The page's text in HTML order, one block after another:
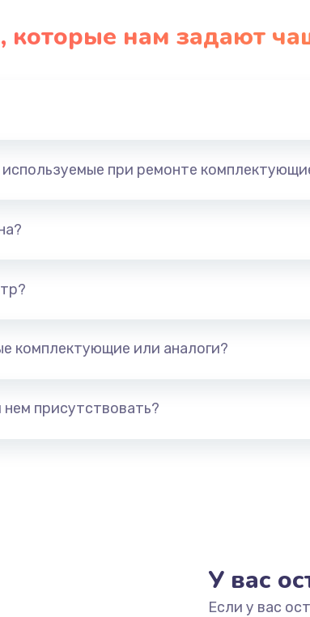
нам задают
используемые при ремонте
комплектующие или аналоги?
присутствовать?
У вас
Если у вас